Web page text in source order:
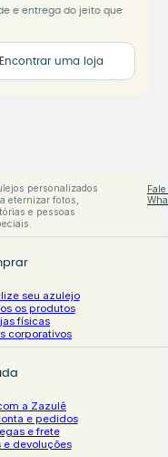
e entrega do jeito que
Encontrar uma loja
personalizados
eternizar fotos,
e pessoas
seu azulejo
os produtos
físicas
corporativos
a Zazulê
e pedidos
e frete
e devoluções